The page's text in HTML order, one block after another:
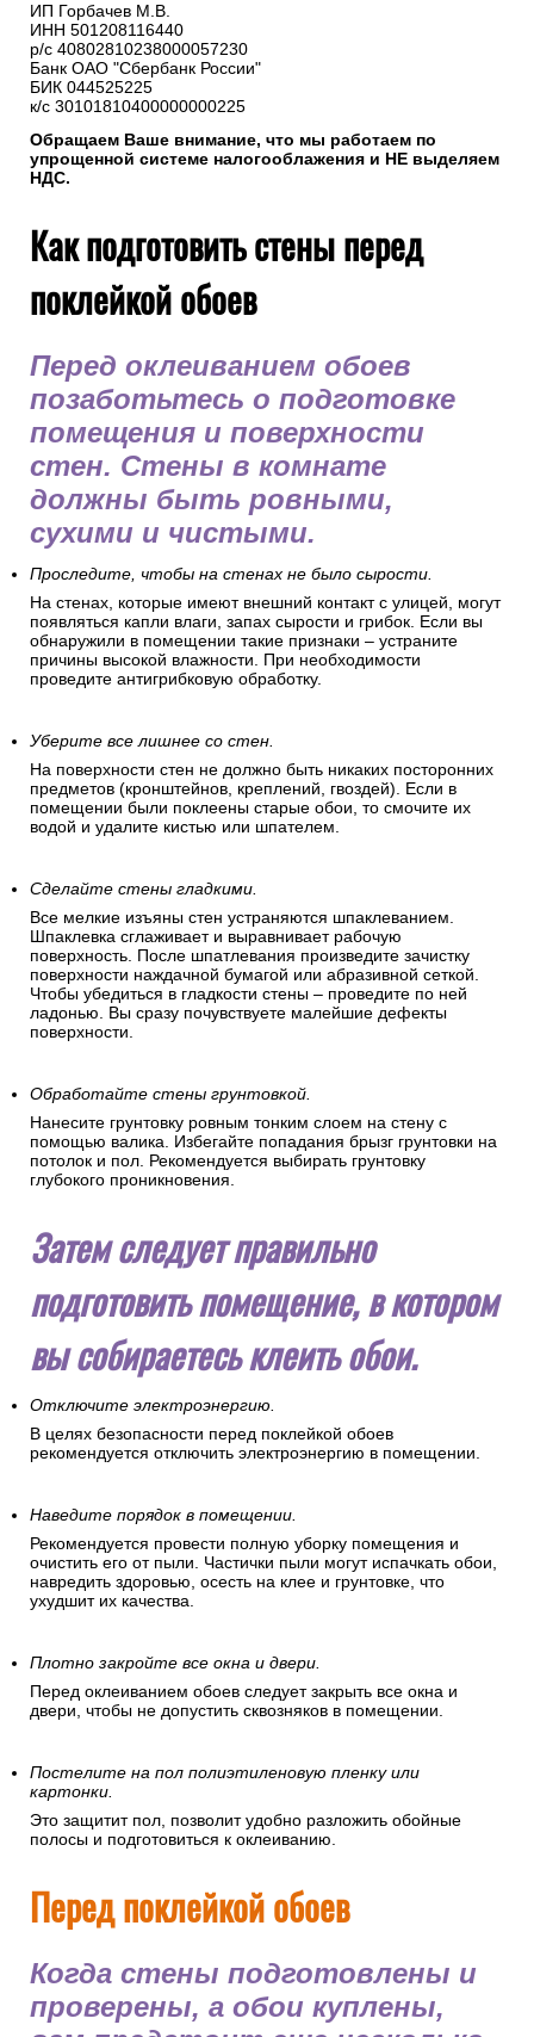
ИП Горбачев М.В.
ИНН 501208116440
р/с 40802810238000057230
Банк ОАО "Сбербанк России"
БИК 044525225
к/с 30101810400000000225
Обращаем Ваше внимание, что мы работаем по
упрощенной системе налогооблажения и НЕ выделяем
НДС.
Как подготовить стены перед
поклейкой обоев
Перед оклеиванием обоев
позаботьтесь о подготовке
помещения и поверхности
стен. Стены в комнате
должны быть ровными,
сухими и чистыми.
Проследите, чтобы на стенах не было сырости.
На стенах, которые имеют внешний контакт с улицей, могут
появляться капли влаги, запах сырости и грибок. Если вы
обнаружили в помещении такие признаки – устраните
причины высокой влажности. При необходимости
проведите антигрибковую обработку.
Уберите все лишнее со стен.
На поверхности стен не должно быть никаких посторонних
предметов (кронштейнов, креплений, гвоздей). Если в
помещении были поклеены старые обои, то смочите их
водой и удалите кистью или шпателем.
Сделайте стены гладкими.
Все мелкие изъяны стен устраняются шпаклеванием.
Шпаклевка сглаживает и выравнивает рабочую
поверхность. После шпатлевания произведите зачистку
поверхности наждачной бумагой или абразивной сеткой.
Чтобы убедиться в гладкости стены – проведите по ней
ладонью. Вы сразу почувствуете малейшие дефекты
поверхности.
Обработайте стены грунтовкой.
Нанесите грунтовку ровным тонким слоем на стену с
помощью валика. Избегайте попадания брызг грунтовки на
потолок и пол. Рекомендуется выбирать грунтовку
глубокого проникновения.
Затем следует правильно
подготовить помещение, в котором
вы собираетесь клеить обои.
Отключите электроэнергию.
В целях безопасности перед поклейкой обоев
рекомендуется отключить электроэнергию в помещении.
Наведите порядок в помещении.
Рекомендуется провести полную уборку помещения и
очистить его от пыли. Частички пыли могут испачкать обои,
навредить здоровью, осесть на клее и грунтовке, что
ухудшит их качества.
Плотно закройте все окна и двери.
Перед оклеиванием обоев следует закрыть все окна и
двери, чтобы не допустить сквозняков в помещении.
Постелите на пол полиэтиленовую пленку или
картонки.
Это защитит пол, позволит удобно разложить обойные
полосы и подготовиться к оклеиванию.
Перед поклейкой обоев
Когда стены подготовлены и
проверены, а обои куплены,